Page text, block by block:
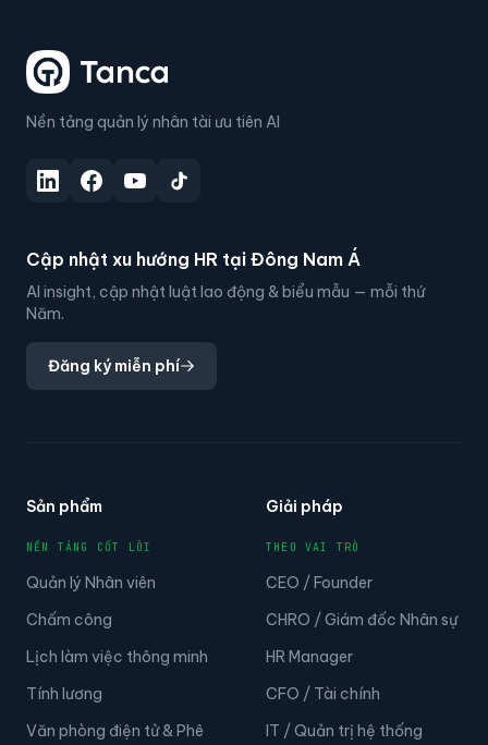
Nền tảng quản lý nhân tài ưu tiên AI
Cập nhật xu hướng HR tại Đông Nam Á
AI insight, cập nhật luật lao động & biểu mẫu — mỗi thứ
Năm.
Đăng ký miễn phí
Sản phẩm
NỀN TẢNG CỐT LÕI
Quản lý Nhân viên
Chấm công
Lịch làm việc thông minh
Tính lương
Văn phòng điện tử & Phê
Giải pháp
THEO VAI TRÒ
CEO / Founder
CHRO / Giám đốc Nhân sự
HR Manager
CFO / Tài chính
IT / Quản trị hệ thống